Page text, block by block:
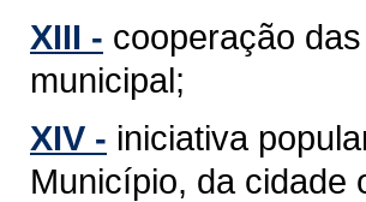
XIII - cooperação
municipal;
XIV - iniciativa
Município, da cidade